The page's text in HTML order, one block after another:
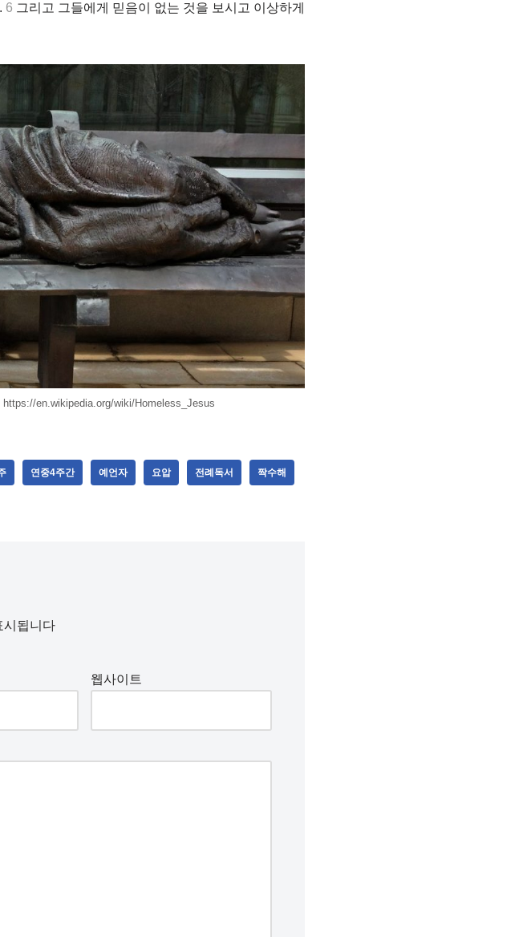
6 그리고 그들에게 믿음이 없는 것을 보시고 이상하게
en.wikipedia.org/wiki/Homeless_Jesus
연중4주간 예언자 요압 전례독서 짝수해
시됩니다
웹사이트